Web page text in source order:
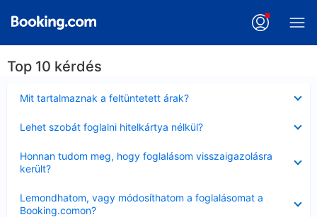
Top 10 kérdés
Mit tartalmaznak a feltüntetett árak?
Lehet szobát foglalni hitelkártya nélkül?
Honnan tudom meg, hogy foglalásom visszaigazolásra
került?
Lemondhatom, vagy módosíthatom a foglalásomat a
Booking.comon?